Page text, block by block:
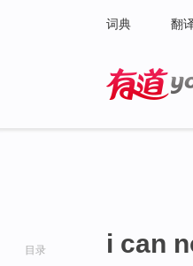
词典 翻
目录 i can